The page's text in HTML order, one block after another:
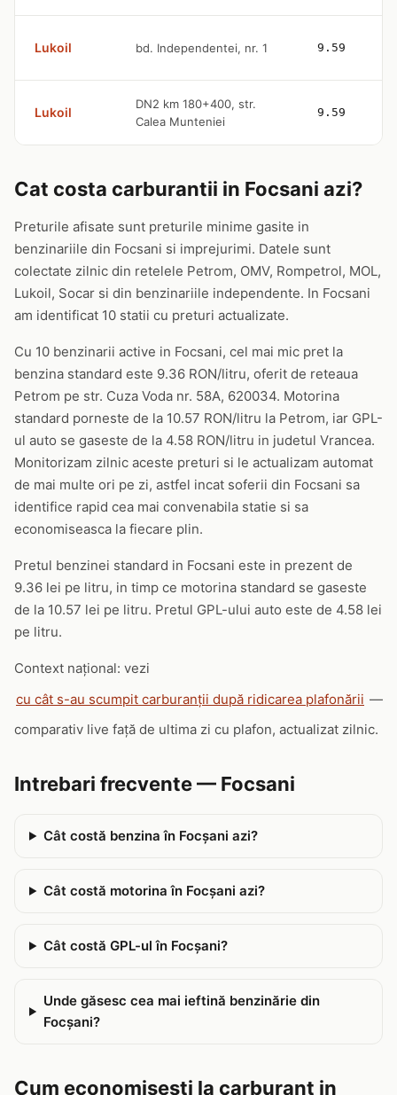
Lukoil bd. Independentei, nr. 1 9.59
Lukoil
DN2 km 180+400, str.
Calea Munteniei
9.59
Cat costa carburantii in Focsani azi?
Preturile afisate sunt preturile minime gasite in
benzinariile din Focsani si imprejurimi. Datele sunt
colectate zilnic din retelele Petrom, OMV, Rompetrol, MOL,
Lukoil, Socar si din benzinariile independente. In Focsani
am identificat 10 statii cu preturi actualizate.
Cu 10 benzinarii active in Focsani, cel mai mic pret la
benzina standard este 9.36 RON/litru, oferit de reteaua
Petrom pe str. Cuza Voda nr. 58A, 620034. Motorina
standard porneste de la 10.57 RON/litru la Petrom, iar GPL-
ul auto se gaseste de la 4.58 RON/litru in judetul Vrancea.
Monitorizam zilnic aceste preturi si le actualizam automat
de mai multe ori pe zi, astfel incat soferii din Focsani sa
identifice rapid cea mai convenabila statie si sa
economiseasca la fiecare plin.
Pretul benzinei standard in Focsani este in prezent de
9.36 lei pe litru, in timp ce motorina standard se gaseste
de la 10.57 lei pe litru. Pretul GPL-ului auto este de 4.58 lei
pe litru.
Context național: vezi
cu cât s-au scumpit carburanții după ridicarea plafonării —
comparativ live față de ultima zi cu plafon, actualizat zilnic.
Intrebari frecvente — Focsani
Cât costă benzina în Focşani azi?
Cât costă motorina în Focşani azi?
Cât costă GPL-ul în Focşani?
Unde găsesc cea mai ieftină benzinărie din
Focşani?
Cum economisesti la carburant in